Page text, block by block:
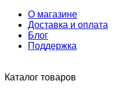
О магазине
Доставка и оплата
Блог
Поддержка
Каталог товаров